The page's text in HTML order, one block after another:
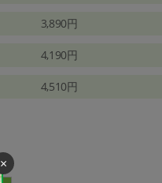
3,890円
4,190円
4,510円
×